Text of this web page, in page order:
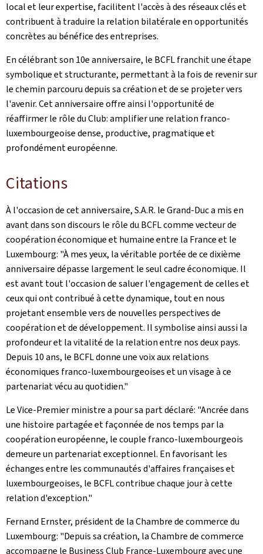
local et leur expertise, facilitent l'accès à des réseaux clés et
contribuent à traduire la relation bilatérale en opportunités
concrètes au bénéfice des entreprises.
En célébrant son 10e anniversaire, le BCFL franchit une étape
symbolique et structurante, permettant à la fois de revenir sur
le chemin parcouru depuis sa création et de se projeter vers
l'avenir. Cet anniversaire offre ainsi l'opportunité de
réaffirmer le rôle du Club: amplifier une relation franco-
luxembourgeoise dense, productive, pragmatique et
profondément européenne.
Citations
À l'occasion de cet anniversaire, S.A.R. le Grand-Duc a mis en
avant dans son discours le rôle du BCFL comme vecteur de
coopération économique et humaine entre la France et le
Luxembourg: "À mes yeux, la véritable portée de ce dixième
anniversaire dépasse largement le seul cadre économique. Il
est avant tout l'occasion de saluer l'engagement de celles et
ceux qui ont contribué à cette dynamique, tout en nous
projetant ensemble vers de nouvelles perspectives de
coopération et de développement. Il symbolise ainsi aussi la
profondeur et la vitalité de la relation entre nos deux pays.
Depuis 10 ans, le BCFL donne une voix aux relations
économiques franco-luxembourgeoises et un visage à ce
partenariat vécu au quotidien."
Le Vice-Premier ministre a pour sa part déclaré: "Ancrée dans
une histoire partagée et façonnée de nos temps par la
coopération européenne, le couple franco-luxembourgeois
demeure un partenariat exceptionnel. En favorisant les
échanges entre les communautés d'affaires françaises et
luxembourgeoises, le BCFL contribue chaque jour à cette
relation d'exception."
Fernand Ernster, président de la Chambre de commerce du
Luxembourg: "Depuis sa création, la Chambre de commerce
accompagne le Business Club France-Luxembourg avec une